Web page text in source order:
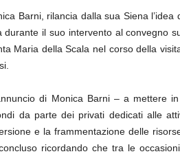
Barni, rilancia dalla sua Siena
durante il suo intervento al convegno
Maria della Scala nel corso della
di Monica Barni – a mettere
da parte dei privati dedicati alle
e la frammentazione delle
ricordando che tra le